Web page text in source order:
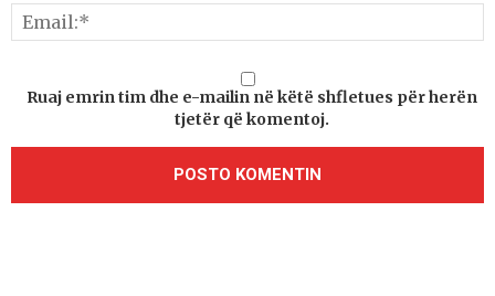
Ruaj emrin tim dhe e-mailin në këtë shfletues për herën
tjetër që komentoj.